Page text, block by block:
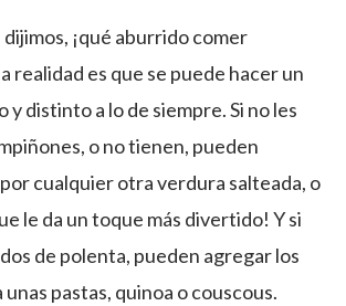
¡qué aburrido comer
realidad es que se puede hacer un
y distinto a lo de siempre. Si no les
o no tienen, pueden
cualquier otra verdura salteada, o
le da un toque más divertido! Y si
de polenta, pueden agregar los
pastas, quinoa o couscous.